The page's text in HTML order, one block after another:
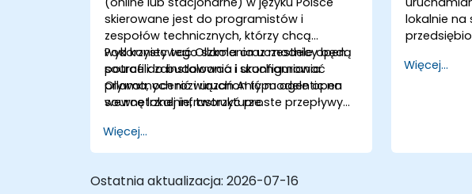
skierowane jest do programistów i
zespołów technicznych, którzy chcą
wykorzystywać Ollama oraz modele open
source do budowania i uruchamiania
prywatnych rozwiązań AI typu agentic na
wewnętrznej infrastrukturze.
Pod koniec tego szkolenia uczestnicy będą
potrafili: zainstalować i skonfigurować
Ollama, ocenić i uruchomić modele open
source lokalnie, tworzyć proste przepływy
wyszukiwaniu informacji (retrieval-based),
a także zastosować kontrole
w środowiskach regulowanych.
Więcej...
lokalnie na
jednym
Więcej...
Ostatnia aktualizacja: 2026-07-16